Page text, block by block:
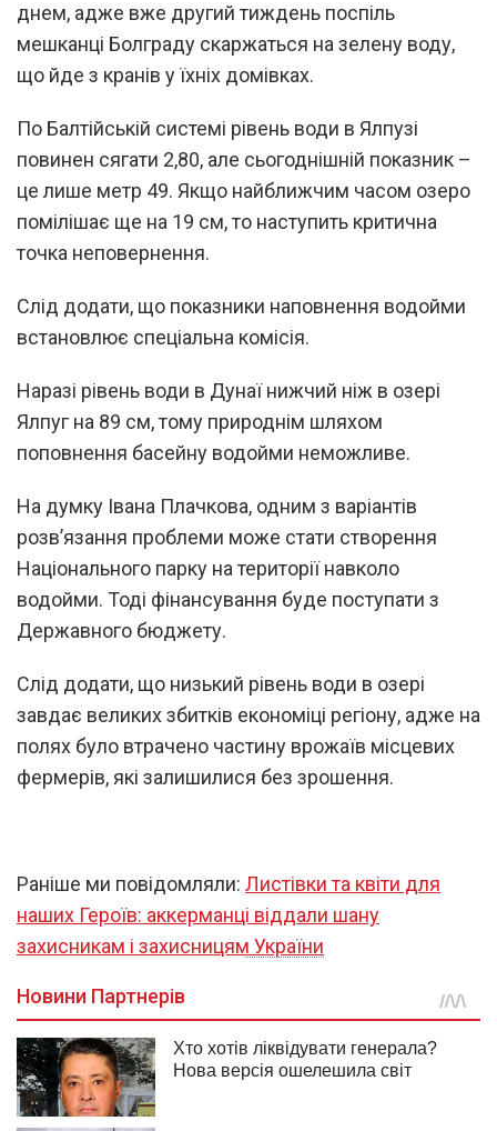
днем, адже вже другий тиждень поспіль
мешканці Болграду скаржаться на зелену воду,
що йде з кранів у їхніх домівках.
По Балтійській системі рівень води в Ялпузі
повинен сягати 2,80, але сьогоднішній показник –
це лише метр 49. Якщо найближчим часом озеро
помілішає ще на 19 см, то наступить критична
точка неповернення.
Слід додати, що показники наповнення водойми
встановлює спеціальна комісія.
Наразі рівень води в Дунаї нижчий ніж в озері
Ялпуг на 89 см, тому природнім шляхом
поповнення басейну водойми неможливе.
На думку Івана Плачкова, одним з варіантів
розв’язання проблеми може стати створення
Національного парку на території навколо
водойми. Тоді фінансування буде поступати з
Державного бюджету.
Слід додати, що низький рівень води в озері
завдає великих збитків економіці регіону, адже на
полях було втрачено частину врожаїв місцевих
фермерів, які залишилися без зрошення.
Раніше ми повідомляли: Листівки та квіти для
наших Героїв: аккерманці віддали шану
захисникам і захисницям України